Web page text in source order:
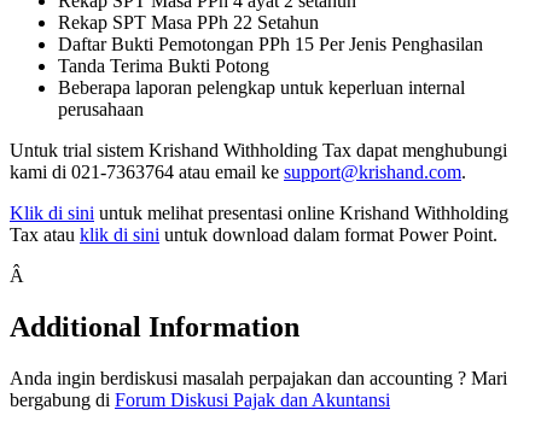
Rekap SPT Masa PPh 22 Setahun
Daftar Bukti Pemotongan PPh 15 Per Jenis Penghasilan
Tanda Terima Bukti Potong
Beberapa laporan pelengkap untuk keperluan internal
perusahaan
Untuk trial sistem Krishand Withholding Tax dapat menghubungi
kami di 021-7363764 atau email ke support@krishand.com.
Klik di sini untuk melihat presentasi online Krishand Withholding
Tax atau klik di sini untuk download dalam format Power Point.
Â
Additional Information
Anda ingin berdiskusi masalah perpajakan dan accounting ? Mari
bergabung di Forum Diskusi Pajak dan Akuntansi